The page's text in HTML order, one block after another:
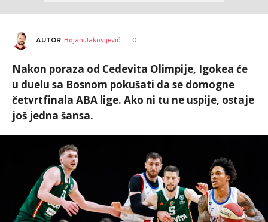
AUTOR Bojan Jakovljević 0
Nakon poraza od Cedevita Olimpije, Igokea će
u duelu sa Bosnom pokušati da se domogne
četvrtfinala ABA lige. Ako ni tu ne uspije, ostaje
još jedna šansa.